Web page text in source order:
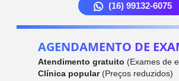
(16) 99132-6075
AGENDAMENTO DE
Atendimento gratuito (Exames de
Clínica popular(Preços reduzidos)